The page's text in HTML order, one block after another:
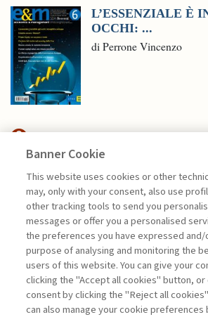
L’ESSENZIALE È
OCCHI: ...
di Perrone Vincenzo
HIGHLIGHTS
CAPITALE DI
CHIAVE PER ...
di Stefano Caselli
La consultazione dei libri è riservata
Banner Cookie
This website uses cookies or other
may, only with your consent, also use
other tracking tools to send you
messages or offer you a personalised
the preferences you have expressed
purpose of analysing and monitoring the
users of this website. You can give your
clicking the "Accept all cookies" button, or
consent by clicking the "Reject all
can also manage your cookie preferences